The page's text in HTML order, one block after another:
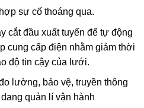
sự cố thoáng qua.
cắt đầu xuất tuyến để tự động
cung cấp điện nhằm giảm thời
độ tin cậy của lưới.
lường, bảo vệ, truyền thông
quản lí vận hành